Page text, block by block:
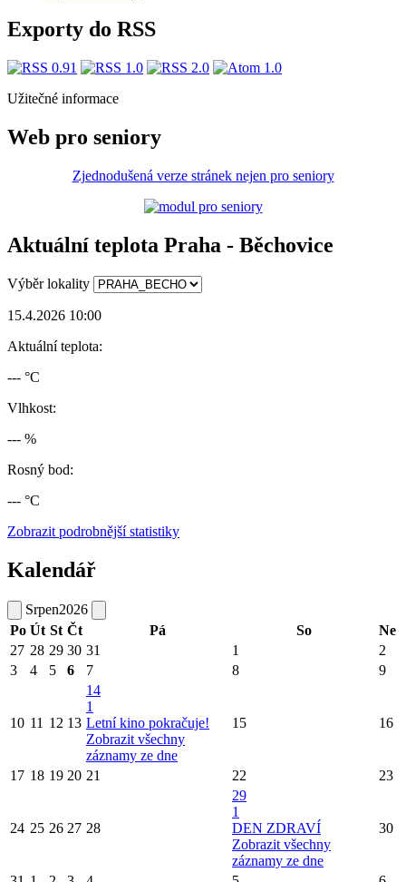
Exporty do RSS
Užitečné informace
Web pro seniory
Zjednodušená verze stránek nejen pro seniory
Aktuální teplota Praha - Běchovice
Výběr lokality
15.4.2026 10:00
Aktuální teplota:
--- °C
Vlhkost:
--- %
Rosný bod:
--- °C
Zobrazit podrobnější statistiky
Kalendář
Srpen2026
Po Út St Čt Pá So
Ne
27 28 29 30 31 1
2
3
4 5 6 7 8 9
10 11 12 13
14
1
Letní kino pokračuje!
Zobrazit všechny
záznamy ze dne
15 16
17 18 19 20 21 22 23
24 25 26 27 28
29
1
DEN ZDRAVÍ
Zobrazit všechny
záznamy ze dne
30